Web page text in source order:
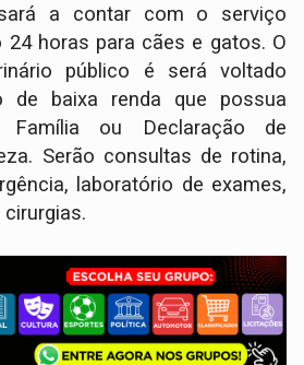
a contar com o serviço
24 horas para cães e gatos. O
público é será voltado
de baixa renda que possua
Família ou Declaração de
Serão consultas de rotina,
laboratório de exames,